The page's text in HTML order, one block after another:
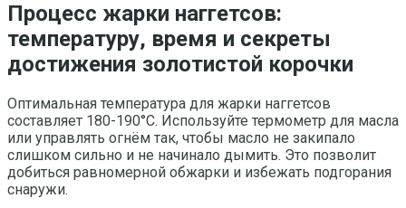
Процесс жарки наггетсов:
температуру, время и секреты
достижения золотистой корочки
Оптимальная температура для жарки наггетсов
составляет 180-190°С. Используйте термометр для масла
или управлять огнём так, чтобы масло не закипало
слишком сильно и не начинало дымить. Это позволит
добиться равномерной обжарки и избежать подгорания
снаружи.